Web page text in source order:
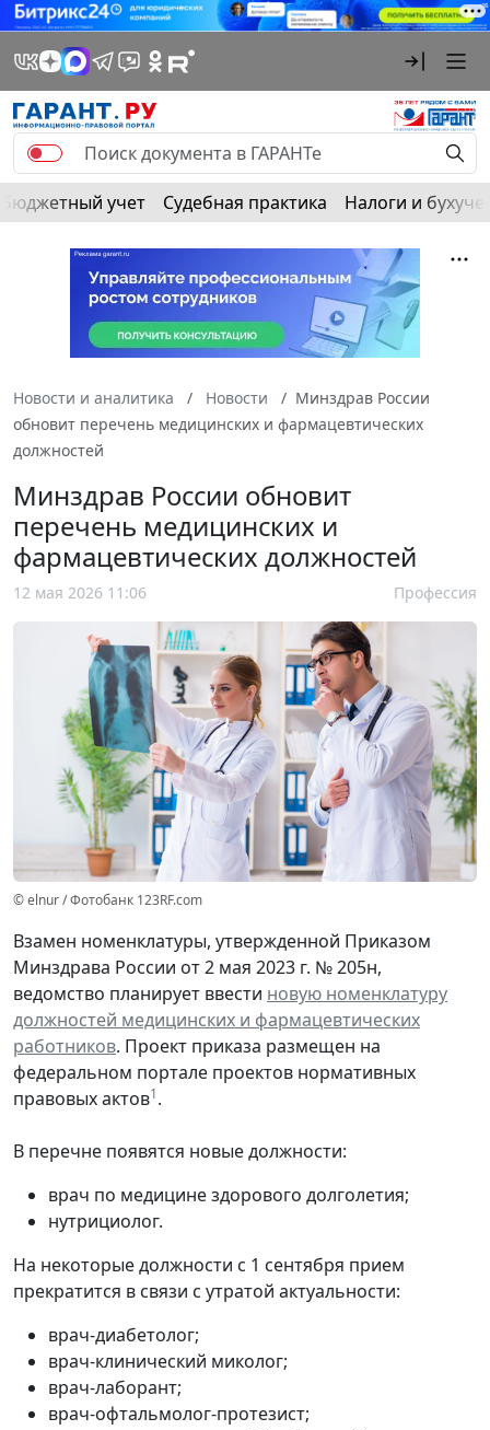
Бюджетный учет Судебная практика Налоги и
Новости и аналитика Новости
Минздрав России
обновит перечень медицинских и фармацевтических
должностей
Минздрав России обновит
перечень медицинских и
фармацевтических должностей
12 мая 2026 11:06 Профессия
© elnur / Фотобанк 123RF.com
Взамен номенклатуры, утвержденной Приказом
Минздрава России от 2 мая 2023 г. № 205н,
ведомство планирует ввести новую номенклатуру
должностей медицинских и фармацевтических
работников. Проект приказа размещен на
федеральном портале проектов нормативных
правовых актов1.
В перечне появятся новые должности:
врач по медицине здорового долголетия;
нутрициолог.
На некоторые должности с 1 сентября прием
прекратится в связи с утратой актуальности:
врач-диабетолог;
врач-клинический миколог;
врач-лаборант;
врач-офтальмолог-протезист;